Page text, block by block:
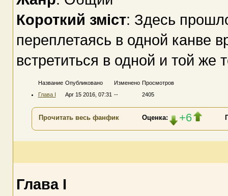
Короткий зміст: Здесь
переплетаясь в одной канве
встретиться в одной и той же
Название Опубликовано Изменено Просмотров
Глава I
Apr 15 2016, 07:31 -- 2405
Прочитать весь фанфик Оценка: +6
Глава I